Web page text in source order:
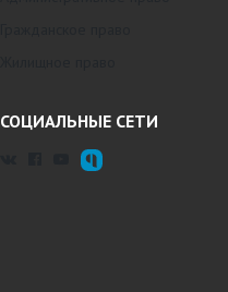
СОЦИАЛЬНЫЕ СЕТИ